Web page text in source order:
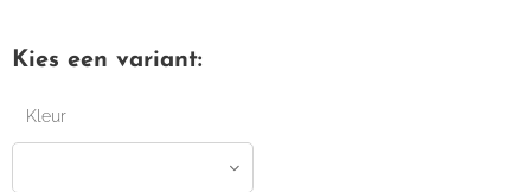
Kies een variant:
Kleur